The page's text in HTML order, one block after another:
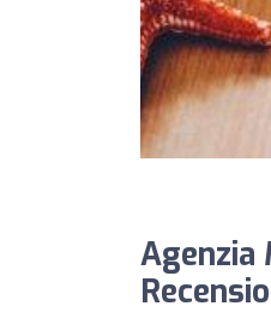
Agenzia